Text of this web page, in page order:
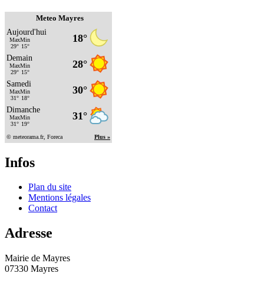
Meteo Mayres
Infos
Plan du site
Mentions légales
Contact
Adresse
Mairie de Mayres
07330 Mayres